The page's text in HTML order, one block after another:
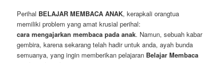
Perihal BELAJAR MEMBACA ANAK, kerapkali orangtua
memiliki problem yang amat krusial perihal:
cara mengajarkan membaca pada anak. Namun, sebuah kabar
gembira, karena sekarang telah hadir untuk anda, ayah bunda
semuanya, yang ingin memberikan pelajaran Belajar Membaca